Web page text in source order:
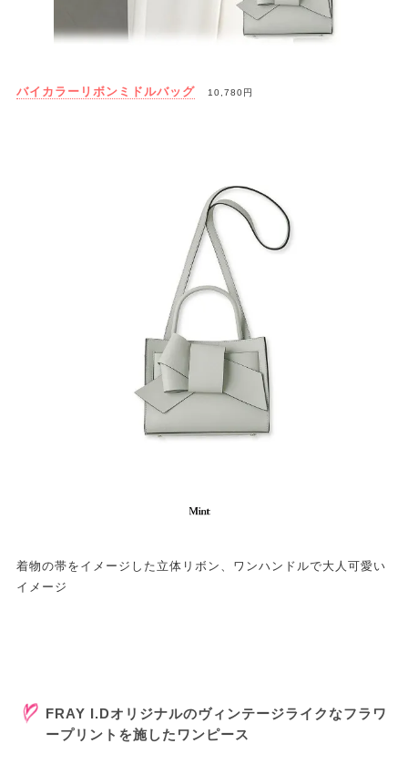
バイカラーリボンミドルバッグ 10,780円
着物の帯をイメージした立体リボン、ワンハンドルで大人可愛い
イメージ
FRAY I.Dオリジナルのヴィンテージライクなフラワ
ープリントを施したワンピース